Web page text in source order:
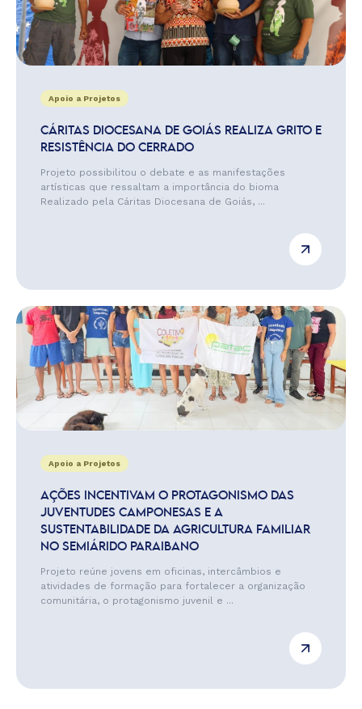
Apoio a Projetos
CÁRITAS DIOCESANA DE GOIÁS REALIZA GRITO E
RESISTÊNCIA DO CERRADO
Projeto possibilitou o debate e as manifestações
artísticas que ressaltam a importância do bioma
Realizado pela Cáritas Diocesana de Goiás, ...
Apoio a Projetos
AÇÕES INCENTIVAM O PROTAGONISMO DAS
JUVENTUDES CAMPONESAS E A
SUSTENTABILIDADE DA AGRICULTURA FAMILIAR
NO SEMIÁRIDO PARAIBANO
Projeto reúne jovens em oficinas, intercâmbios e
atividades de formação para fortalecer a organização
comunitária, o protagonismo juvenil e ...